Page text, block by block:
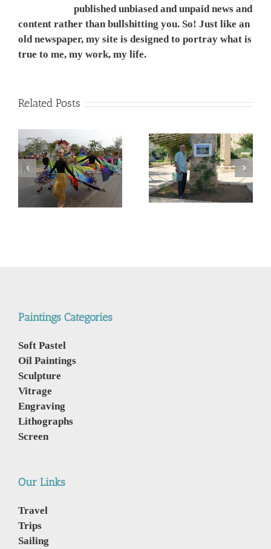
את
החודשי
שלך.
אל
תיבהלו
אני
מתנהל
כך
published unbiased and unpaid news and
content rather than bullshitting you. So! Just like an
old newspaper, my site is designed to portray what is
true to me, my work, my life.
Related Posts
המשך ועדכון לפוסט –
מדריך קל, ללא מניע מסחרי,
לנבכי הבחירה למצלמה
החדשה- 5000$ מול
Corona Virus, &
Philippines VS Thailand.
וירוס הקורונה, מהפיליפינים
לתאילנד
Paintings Categories
Soft Pastel
Oil Paintings
Sculpture
Vitrage
Engraving
Lithographs
Screen
Our Links
Travel
Trips
Sailing